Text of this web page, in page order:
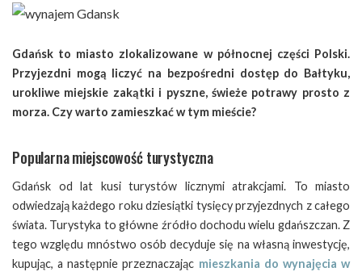
Gdańsk to miasto zlokalizowane w północnej części Polski.
Przyjezdni mogą liczyć na bezpośredni dostęp do Bałtyku,
urokliwe miejskie zakątki i pyszne, świeże potrawy prosto z
morza. Czy warto zamieszkać w tym mieście?
Popularna miejscowość turystyczna
Gdańsk od lat kusi turystów licznymi atrakcjami. To miasto
odwiedzają każdego roku dziesiątki tysięcy przyjezdnych z całego
świata. Turystyka to główne źródło dochodu wielu gdańszczan. Z
tego względu mnóstwo osób decyduje się na własną inwestycję,
kupując, a następnie przeznaczając mieszkania do wynajęcia w